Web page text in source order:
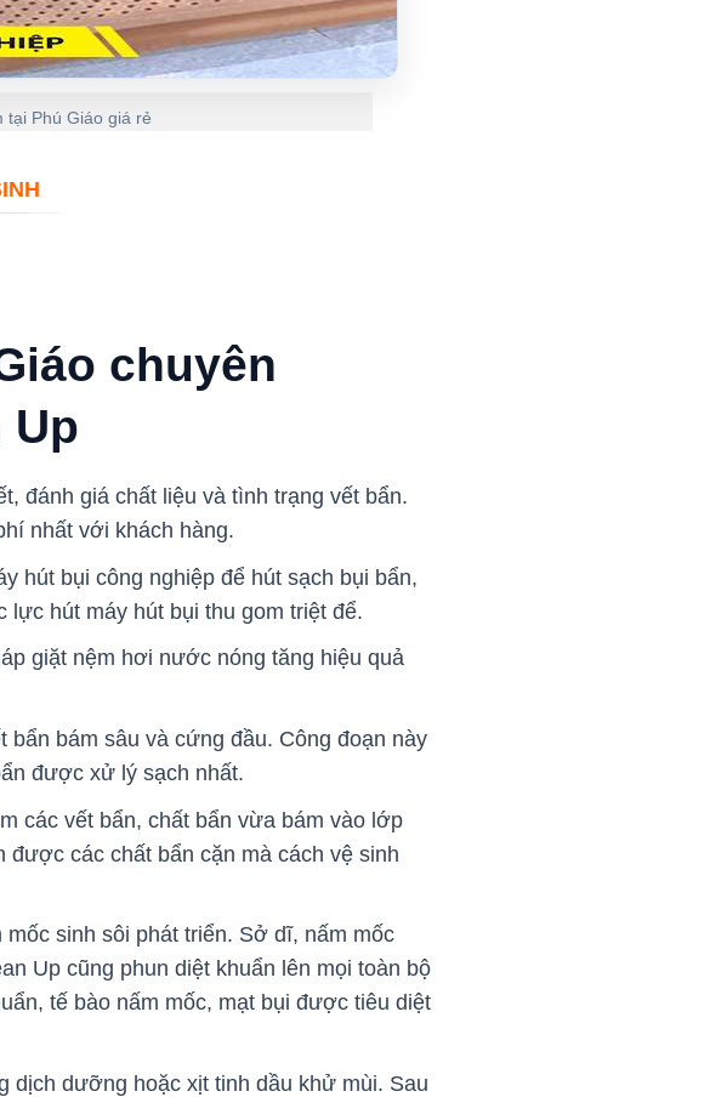
tại Phú Giáo giá rẻ
chuyên
Up
đánh giá chất liệu và tình trạng vết bẩn.
nhất với khách hàng.
hút bụi công nghiệp để hút sạch bụi bẩn,
hút máy hút bụi thu gom triệt để.
giặt nệm hơi nước nóng tăng hiệu quả
bám sâu và cứng đầu. Công đoạn này
được xử lý sạch nhất.
các vết bẩn, chất bẩn vừa bám vào lớp
các chất bẩn cặn mà cách vệ sinh
sinh sôi phát triển. Sở dĩ, nấm mốc
Up cũng phun diệt khuẩn lên mọi toàn bộ
tế bào nấm mốc, mạt bụi được tiêu diệt
dịch dưỡng hoặc xịt tinh dầu khử mùi. Sau